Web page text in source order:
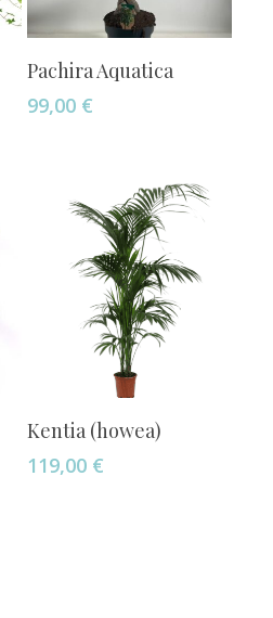
Añadir Al Carrito
Pachira Aquatica
99,00 €
Añadir Al Carrito
Kentia (howea)
119,00 €